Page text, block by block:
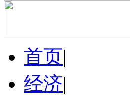
首页|
经济|